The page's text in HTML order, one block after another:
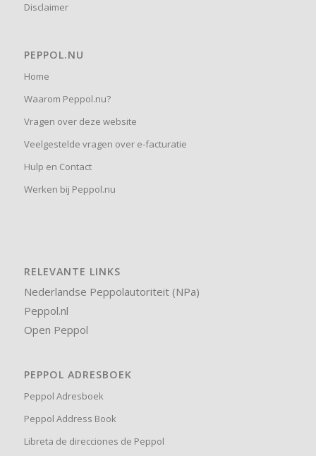
Disclaimer
PEPPOL.NU
Home
Waarom Peppol.nu?
Vragen over deze website
Veelgestelde vragen over e-facturatie
Hulp en Contact
Werken bij Peppol.nu
RELEVANTE LINKS
Nederlandse Peppolautoriteit (NPa)
Peppol.nl
Open Peppol
PEPPOL ADRESBOEK
Peppol Adresboek
Peppol Address Book
Libreta de direcciones de Peppol